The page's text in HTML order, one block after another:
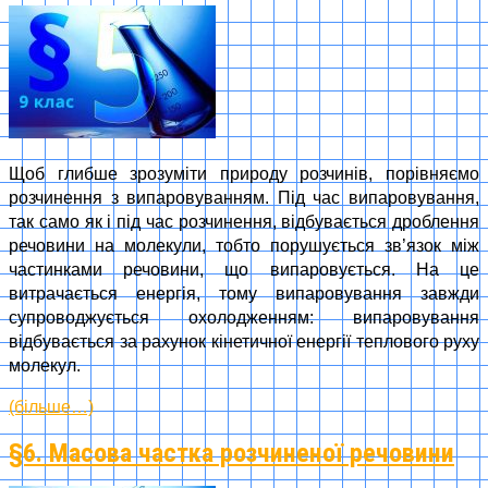
Щоб глибше зрозуміти природу розчинів, порівняємо
розчинення з випаровуванням. Під час випаровування,
так само як і під час розчинення, відбувається дроблення
речовини на молекули, тобто порушується зв’язок між
частинками речовини, що випаровується. На це
витрачається енергія, тому випаровування завжди
супроводжується охолодженням: випаровування
відбувається за рахунок кінетичної енергії теплового руху
молекул.
(більше…)
§6. Масова частка розчиненої речовини